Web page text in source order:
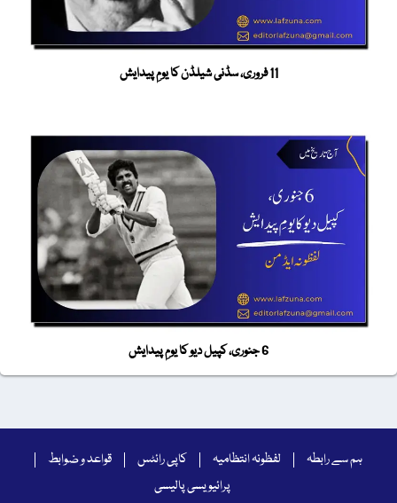
11 فروری، سڈنی شیلڈن کا یومِ پیدایش
6 جنوری، کپیل دیو کا یومِ پیدایش
ہم سے رابطہ لفظونہ انتظامیہ کاپی رائٹس
قواعد و ضوابط
پرائیویسی پالیسی